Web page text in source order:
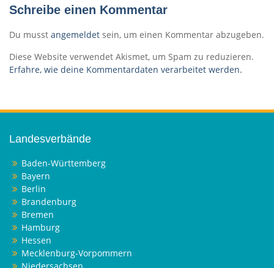
Schreibe einen Kommentar
Du musst angemeldet sein, um einen Kommentar abzugeben.
Diese Website verwendet Akismet, um Spam zu reduzieren.
Erfahre, wie deine Kommentardaten verarbeitet werden.
Landesverbände
Baden-Württemberg
Bayern
Berlin
Brandenburg
Bremen
Hamburg
Hessen
Mecklenburg-Vorpommern